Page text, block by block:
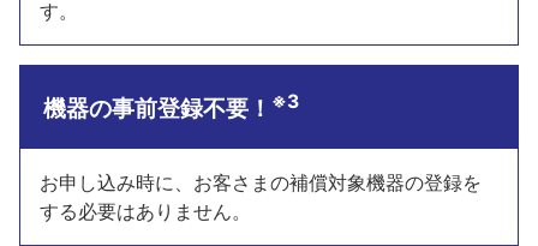
す。
機器の事前登録不要！ ※3
お申し込み時に、お客さまの補償対象機器の登録を
する必要はありません。